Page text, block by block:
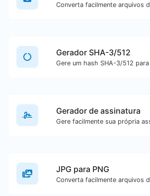
Gerador SHA-3/512
Gerador de assinatura
JPG para PNG